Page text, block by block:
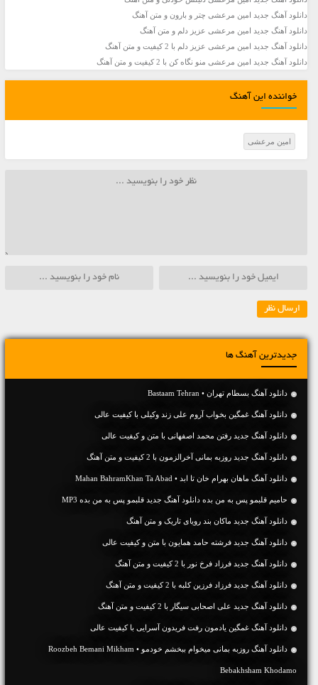
دانلود آهنگ جديد امین مرعشی چتر و بارون و متن آهنگ
دانلود آهنگ جديد امین مرعشی عزیز دلم و متن آهنگ
دانلود آهنگ جديد امین مرعشی عزیز دلم با 2 کیفیت و متن آهنگ
دانلود آهنگ جديد امین مرعشی منو نگاه کن با 2 کیفیت و متن آهنگ
خواننده این آهنگ
امین مرعشی
جدیدترین آهنگ ها
دانلود آهنگ بسطام تهران • Bastaam Tehran
دانلود آهنگ غمگین بخواب آروم علی زند وکیلی با کیفیت عالی
دانلود آهنگ جديد رفتن محمد اصفهانی با متن و کیفیت عالی
دانلود آهنگ جديد روزبه بمانی آخرالزمون با 2 کیفیت و متن آهنگ
دانلود آهنگ ماهان بهرام خان تا ابد • Mahan BahramKhan Ta Abad
حامیم قلبمو پس به من بده دانلود آهنگ جدید قلبمو پس به من بده MP3
دانلود آهنگ جديد ماکان بند رویای تاریک و متن آهنگ
دانلود آهنگ جديد فرشته حامد همایون با متن و کیفیت عالی
دانلود آهنگ جديد فرزاد فرخ نور با 2 کیفیت و متن آهنگ
دانلود آهنگ جديد فرزاد فرزین کلبه با 2 کیفیت و متن آهنگ
دانلود آهنگ جديد علی اصحابی سیگار با 2 کیفیت و متن آهنگ
دانلود آهنگ غمگین یادمون رفت فریدون آسرایی با کیفیت عالی
دانلود آهنگ روزبه بمانی میخوام ببخشم خودمو • Roozbeh Bemani Mikham
Bebakhsham Khodamo